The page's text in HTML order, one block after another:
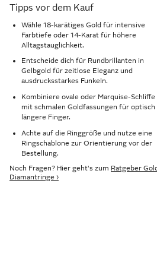
Tipps vor dem Kauf
Wähle 18-karätiges Gold für intensive
Farbtiefe oder 14-Karat für höhere
Alltagstauglichkeit.
Entscheide dich für Rundbrillanten in
Gelbgold für zeitlose Eleganz und
ausdrucksstarkes Funkeln.
Kombiniere ovale oder Marquise-Schliffe
mit schmalen Goldfassungen für optisch
längere Finger.
Achte auf die Ringgröße und nutze eine
Ringschablone zur Orientierung vor der
Bestellung.
Noch Fragen? Hier geht's zum Ratgeber
Diamantringe ›